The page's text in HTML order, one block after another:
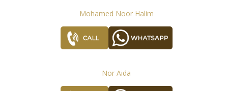
Mohamed Noor Halim
Nor Aida